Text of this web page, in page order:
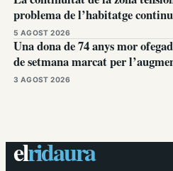
problema de l’habitatge
5 AGOST 2026
Una dona de 74 anys mor
de setmana marcat per
3 AGOST 2026
elridaura